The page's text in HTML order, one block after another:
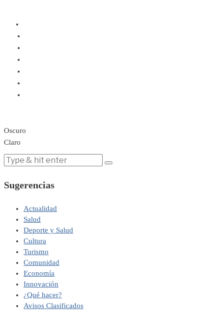
Oscuro
Claro
Sugerencias
Actualidad
Salud
Deporte y Salud
Cultura
Turismo
Comunidad
Economía
Innovación
¿Qué hacer?
Avisos Clasificados